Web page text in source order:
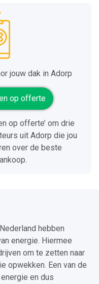
jouw dak in Adorp
op offerte
op offerte’ om drie
uit Adorp die jou
over de beste
hebben
energie. Hiermee
om te zetten naar
opwekken. Een van de
en dus